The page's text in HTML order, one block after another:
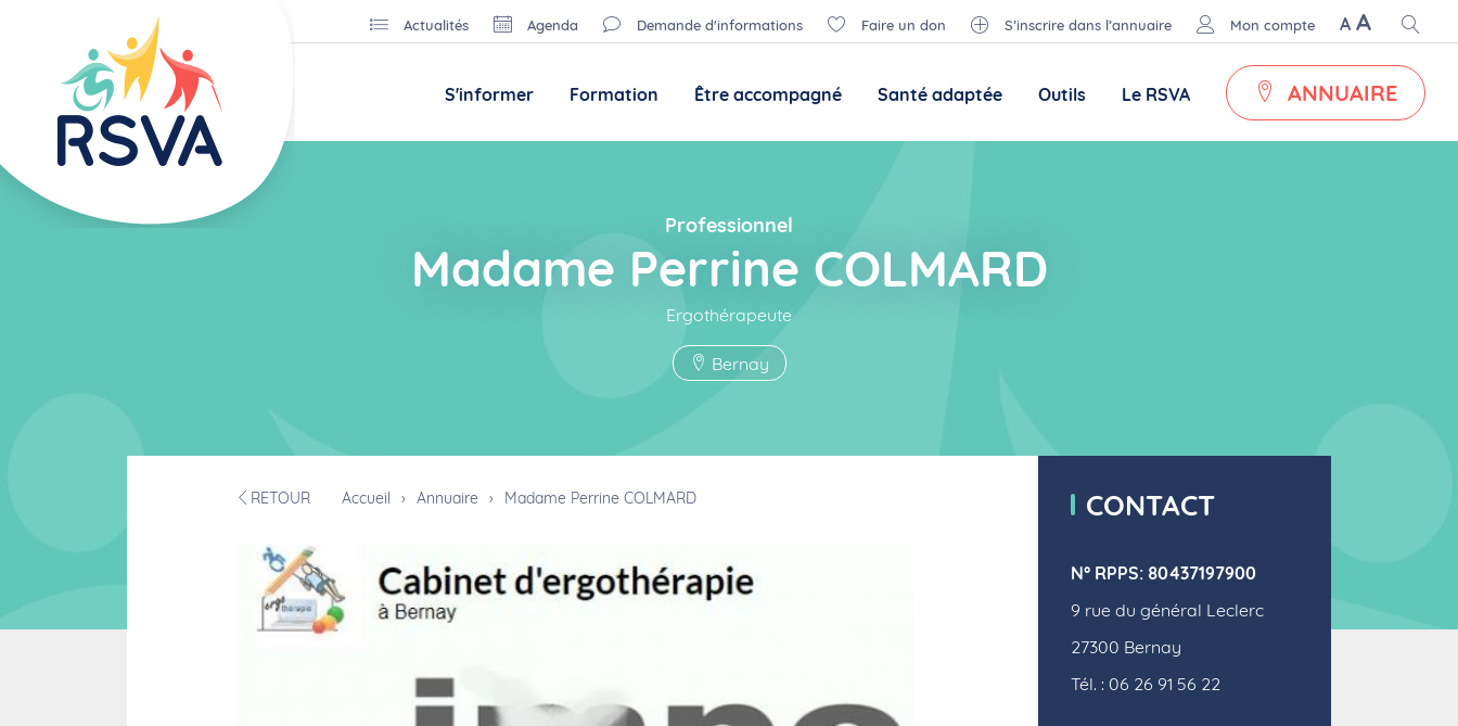
Actualités Agenda Demande d'informations Faire un don S’inscrire dans l’annuaire Mon compte A A
S'informer Formation Être accompagné Santé adaptée Outils Le RSVA ANNUAIRE
Professionnel
Madame Perrine COLMARD
Ergothérapeute
Bernay
CONTACT
N° RPPS: 80437197900
9 rue du général Leclerc
27300 Bernay
Tél. : 06 26 91 56 22
RETOUR Accueil › Annuaire › Madame Perrine COLMARD